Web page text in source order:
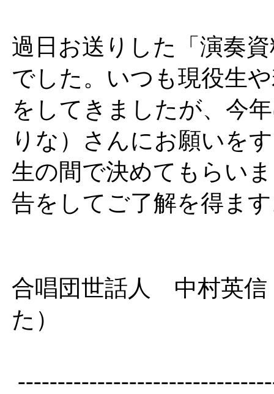
過日お送りした「演奏
でした。いつも現役生
をしてきましたが、今
りな）さんにお願いを
生の間で決めてもらい
告をしてご了解を得ま
合唱団世話人 中村英
た）